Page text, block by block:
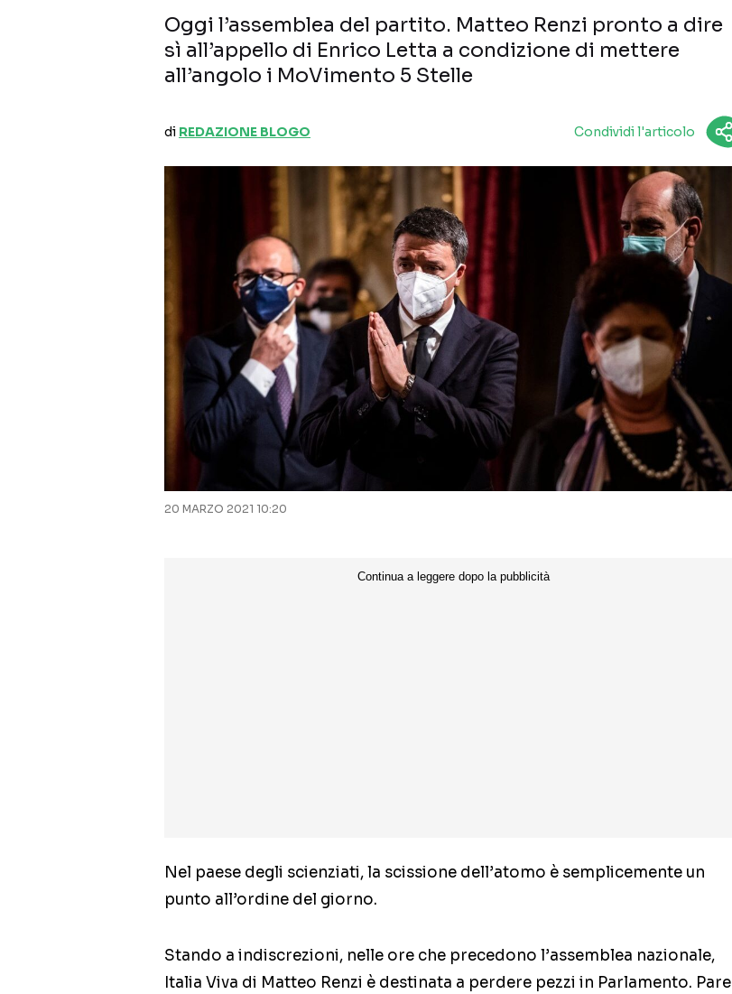
Oggi l’assemblea del partito. Matteo Renzi pronto a dire
sì all’appello di Enrico Letta a condizione di mettere
all’angolo i MoVimento 5 Stelle
di REDAZIONE BLOGO Condividi l'articolo
20 MARZO 2021 10:20
Nel paese degli scienziati, la scissione dell’atomo è semplicemente un
punto all’ordine del giorno.
Stando a indiscrezioni, nelle ore che precedono l’assemblea nazionale,
Italia Viva di Matteo Renzi è destinata a perdere pezzi in Parlamento. Pare